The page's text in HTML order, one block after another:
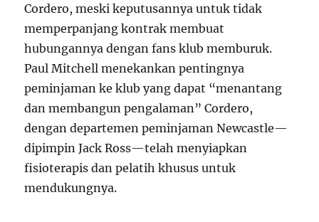
Cordero, meski keputusannya untuk tidak
memperpanjang kontrak membuat
hubungannya dengan fans klub memburuk.
Paul Mitchell menekankan pentingnya
peminjaman ke klub yang dapat “menantang
dan membangun pengalaman” Cordero,
dengan departemen peminjaman Newcastle—
dipimpin Jack Ross—telah menyiapkan
fisioterapis dan pelatih khusus untuk
mendukungnya.